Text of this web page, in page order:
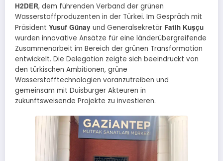
H2DER, dem führenden Verband der grünen
Wasserstoffproduzenten in der Türkei. Im Gespräch mit
Präsident Yusuf Günay und Generalsekretär Fatih Kuşçu
wurden innovative Ansätze für eine länderübergreifende
Zusammenarbeit im Bereich der grünen Transformation
entwickelt. Die Delegation zeigte sich beeindruckt von
den türkischen Ambitionen, grüne
Wasserstofftechnologien voranzutreiben und
gemeinsam mit Duisburger Akteuren in
zukunftsweisende Projekte zu investieren.